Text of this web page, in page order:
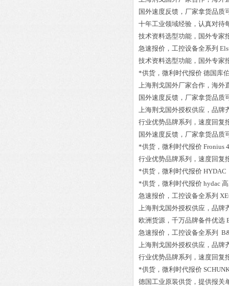
国外速度反馈，厂家拿货品质
十年工业领域经验，认真对待
技术资料选型功能，国外专家
急速报价，工控设备全系列
技术资料选型功能，国外专家
*供货，微利时代报价 德国库
上海荆戈国外厂家合作，海外
国外速度反馈，厂家拿货品质
上海荆戈国外授权供应，品牌
行业优势品牌系列，速度回复
国外速度反馈，厂家拿货品质
*供货，微利时代报价 Fronius
行业优势品牌系列，速度回复
*供货，微利时代报价
*供货，微利时代报价 hydac
急速报价，工控设备全系列
上海荆戈国外授权供应，品牌
欧洲货源，千万品牌备件优选
急速报价，工控设备全系列
上海荆戈国外授权供应，品牌
行业优势品牌系列，速度回复
*供货，微利时代报价
德国工业原装供货，提供报关